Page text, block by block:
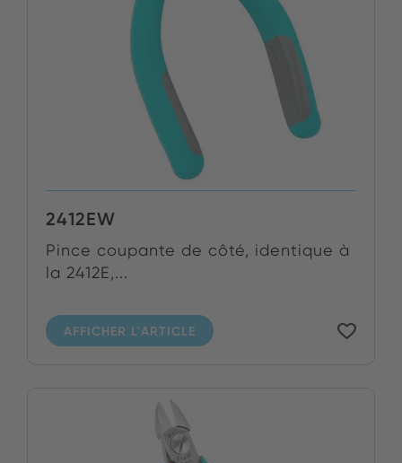
2412EW
Pince coupante de côté, identique à
la 2412E,...
AFFICHER L'ARTICLE